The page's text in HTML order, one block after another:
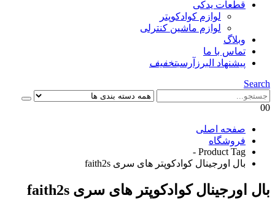
قطعات یدکی
لوازم کوادکوپتر
لوازم ماشین کنترلی
وبلاگ
تماس با ما
پیشنهاد البرزآرسیتخفیف
Search
00
صفحه اصلی
فروشگاه
Product Tag -
بال اورجینال کوادکوپتر های سری faith2s
بال اورجینال کوادکوپتر های سری faith2s